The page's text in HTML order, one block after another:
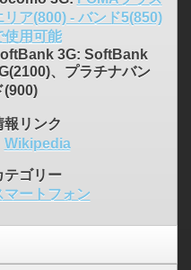
リア(800) - バンド5(850)
使用可能
3G: SoftBank
、プラチナバン
(900)
報リンク
Wikipedia
テゴリー
マートフォン